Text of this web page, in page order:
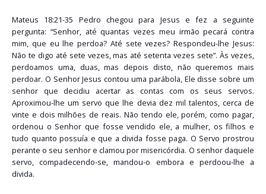
Mateus 18:21-35 Pedro chegou para Jesus e fez a seguinte
pergunta: “Senhor, até quantas vezes meu irmão pecará contra
mim, que eu lhe perdoa? Até sete vezes? Respondeu-lhe Jesus:
Não te digo até sete vezes, mas até setenta vezes sete”. Às vezes,
perdoamos uma, duas, mas depois disto, não queremos mais
perdoar. O Senhor Jesus contou uma parábola, Ele disse sobre um
senhor que decidiu acertar as contas com os seus servos.
Aproximou-lhe um servo que lhe devia dez mil talentos, cerca de
vinte e dois milhões de reais. Não tendo ele, porém, como pagar,
ordenou o Senhor que fosse vendido ele, a mulher, os filhos e
tudo quanto possuía e que a divida fosse paga. O Servo prostrou
perante o seu senhor e clamou por misericórdia. O senhor daquele
servo, compadecendo-se, mandou-o embora e perdoou-lhe a
divida.